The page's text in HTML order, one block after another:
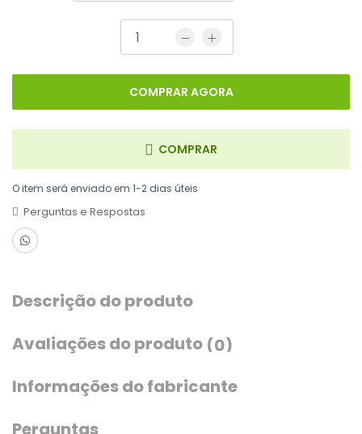
COMPRAR
COMPRAR AGORA
O item será enviado em 1-2 dias úteis
Perguntas e Respostas
Descrição do produto
Avaliações do produto (0)
Informações do fabricante
Perguntas